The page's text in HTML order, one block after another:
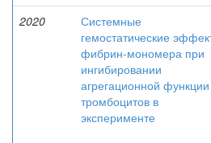
2020
Системные
гемостатические
фибрин-мономера при
ингибировании
агрегационной функции
тромбоцитов в
эксперименте